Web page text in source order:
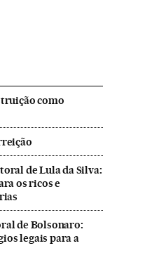
como
de Lula da Silva:
os ricos e
de Bolsonaro:
legais para a